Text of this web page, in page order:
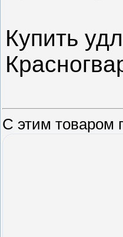
Купить
С этим товаром